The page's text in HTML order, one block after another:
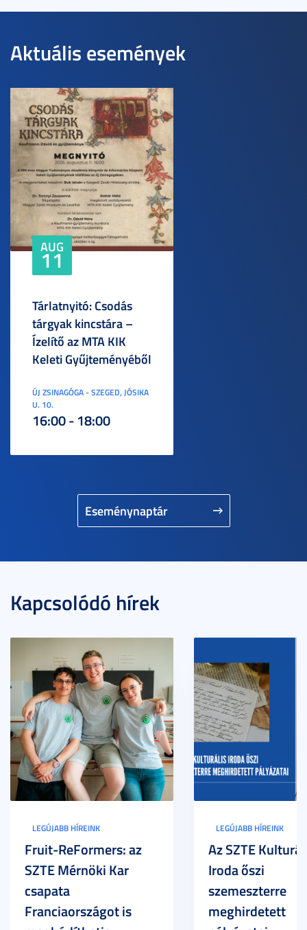
Aktuális események
Eseménynaptár
AUG
11
Tárlatnyitó: Csodás
tárgyak kincstára –
Ízelítő az MTA KIK
Keleti Gyűjteményéből
ÚJ ZSINAGÓGA - SZEGED, JÓSIKA
U. 10.
16:00 - 18:00
Kapcsolódó hírek
LEGÚJABB HÍREINK
Fruit-ReFormers: az
SZTE Mérnöki Kar
csapata
Franciaországot is
LEGÚJABB HÍREINK
Az SZTE
Iroda őszi
szemeszterre
meghirdetett